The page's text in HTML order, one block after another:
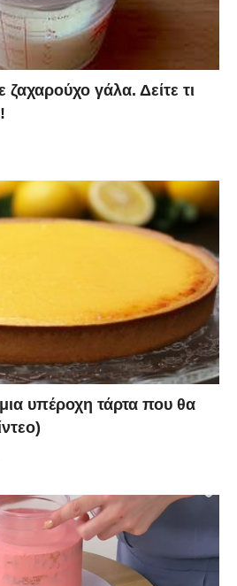
γάλα. Δείτε τι
υπέροχη τάρτα που θα